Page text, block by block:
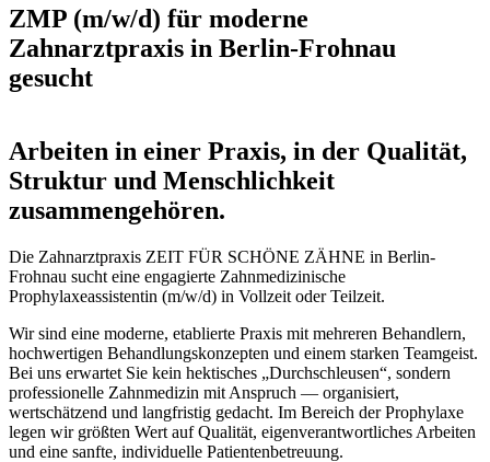
ZMP (m/w/d) für moderne
Zahnarztpraxis in Berlin-Frohnau
gesucht
Arbeiten in einer Praxis, in der Qualität,
Struktur und Menschlichkeit
zusammengehören.
Die Zahnarztpraxis ZEIT FÜR SCHÖNE ZÄHNE in Berlin-
Frohnau sucht eine engagierte Zahnmedizinische
Prophylaxeassistentin (m/w/d) in Vollzeit oder Teilzeit.
Wir sind eine moderne, etablierte Praxis mit mehreren Behandlern,
hochwertigen Behandlungskonzepten und einem starken Teamgeist.
Bei uns erwartet Sie kein hektisches „Durchschleusen“, sondern
professionelle Zahnmedizin mit Anspruch — organisiert,
wertschätzend und langfristig gedacht. Im Bereich der Prophylaxe
legen wir größten Wert auf Qualität, eigenverantwortliches Arbeiten
und eine sanfte, individuelle Patientenbetreuung.